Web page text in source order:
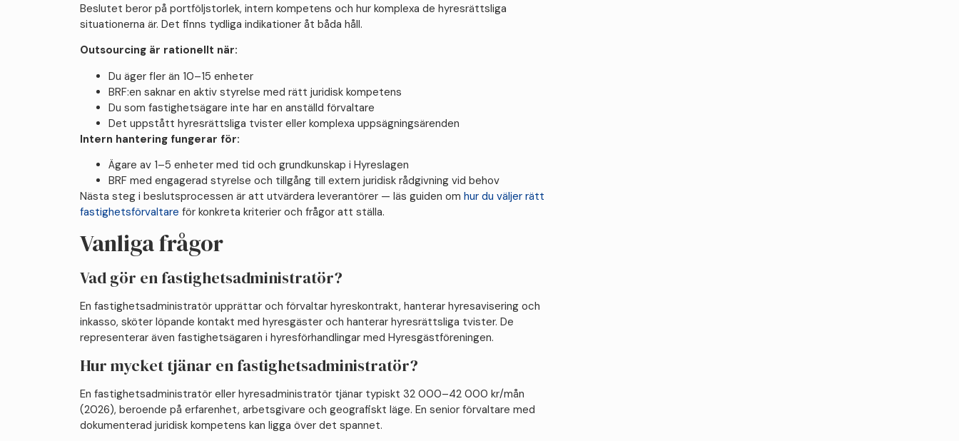
Beslutet beror på portföljstorlek, intern kompetens och hur komplexa de hyresrättsliga
situationerna är. Det finns tydliga indikationer åt båda håll.
Outsourcing är rationellt när:
Du äger fler än 10–15 enheter
BRF:en saknar en aktiv styrelse med rätt juridisk kompetens
Du som fastighetsägare inte har en anställd förvaltare
Det uppstått hyresrättsliga tvister eller komplexa uppsägningsärenden
Intern hantering fungerar för:
Ägare av 1–5 enheter med tid och grundkunskap i Hyreslagen
BRF med engagerad styrelse och tillgång till extern juridisk rådgivning vid behov
Nästa steg i beslutsprocessen är att utvärdera leverantörer — läs guiden om hur du väljer rätt
fastighetsförvaltare för konkreta kriterier och frågor att ställa.
Vanliga frågor
Vad gör en fastighetsadministratör?
En fastighetsadministratör upprättar och förvaltar hyreskontrakt, hanterar hyresavisering och
inkasso, sköter löpande kontakt med hyresgäster och hanterar hyresrättsliga tvister. De
representerar även fastighetsägaren i hyresförhandlingar med Hyresgästföreningen.
Hur mycket tjänar en fastighetsadministratör?
En fastighetsadministratör eller hyresadministratör tjänar typiskt 32 000–42 000 kr/mån
(2026), beroende på erfarenhet, arbetsgivare och geografiskt läge. En senior förvaltare med
dokumenterad juridisk kompetens kan ligga över det spannet.